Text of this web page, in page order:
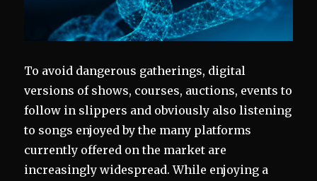
To avoid dangerous gatherings, digital
versions of shows, courses, auctions, events to
follow in slippers and obviously also listening
to songs enjoyed by the many platforms
currently offered on the market are
increasingly widespread. While enjoying a